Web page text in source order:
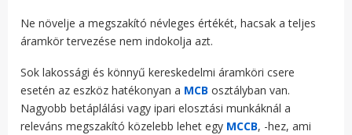
Ne növelje a megszakító névleges értékét, hacsak a teljes
áramkör tervezése nem indokolja azt.
Sok lakossági és könnyű kereskedelmi áramköri csere
esetén az eszköz hatékonyan a MCB osztályban van.
Nagyobb betáplálási vagy ipari elosztási munkáknál a
releváns megszakító közelebb lehet egy MCCB, -hez, ami